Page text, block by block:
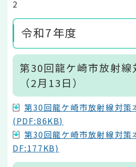
2
令和7年度
第30回龍ケ崎市放射線
（2月13日）
第30回龍ケ崎市放射線対策
(PDF:86KB)
第30回龍ケ崎市放射線対策
DF:177KB)